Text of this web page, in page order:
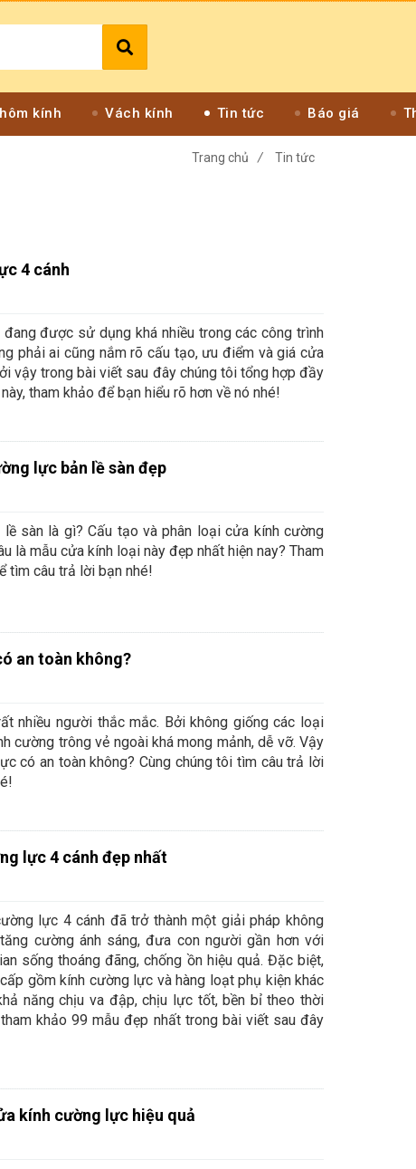
kính Vách kính Tin tức Báo giá
Trang chủ / Tin tức
4 cánh
được sử dụng khá nhiều trong các công trình
phải ai cũng nắm rõ cấu tạo, ưu điểm và giá cửa
vậy trong bài viết sau đây chúng tôi tổng hợp đầy
tham khảo để bạn hiểu rõ hơn về nó nhé!
lực bản lề sàn đẹp
sàn là gì? Cấu tạo và phân loại cửa kính cường
là mẫu cửa kính loại này đẹp nhất hiện nay? Tham
tìm câu trả lời bạn nhé!
an toàn không?
nhiều người thắc mắc. Bởi không giống các loại
cường trông vẻ ngoài khá mong mảnh, dễ vỡ. Vậy
có an toàn không? Cùng chúng tôi tìm câu trả lời
lực 4 cánh đẹp nhất
lực 4 cánh đã trở thành một giải pháp không
cường ánh sáng, đưa con người gần hơn với
sống thoáng đãng, chống ồn hiệu quả. Đặc biệt,
gồm kính cường lực và hàng loạt phụ kiện khác
năng chịu va đập, chịu lực tốt, bền bỉ theo thời
khảo 99 mẫu đẹp nhất trong bài viết sau đây
kính cường lực hiệu quả
nghi